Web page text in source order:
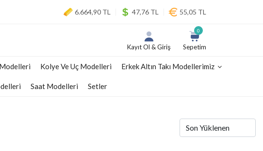
Sizi Bekliyor
İndirim 💕
6.664,90 TL 47,76 TL 55,05 TL
Kayıt Ol & Giriş Sepetim
0
Kolye Ve Uç Modelleri Erkek Altın Takı Modellerimiz
Saat Modelleri Setler